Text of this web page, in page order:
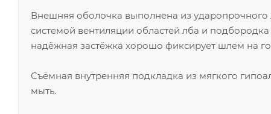
Внешняя оболочка выполнена из ударопрочного
системой вентиляции областей лба и
надёжная застёжка хорошо фиксирует шлем на
Съёмная внутренняя подкладка из мягкого
мыть.